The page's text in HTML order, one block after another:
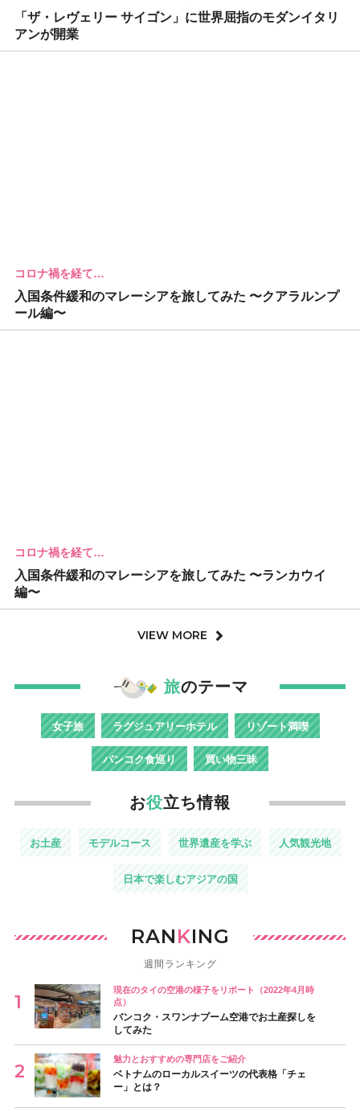
「ザ・レヴェリー サイゴン」に世界屈指のモダンイタリ
アンが開業
コロナ禍を経て…
入国条件緩和のマレーシアを旅してみた 〜クアラルンプ
ール編〜
コロナ禍を経て…
入国条件緩和のマレーシアを旅してみた 〜ランカウイ
編〜
VIEW MORE
旅のテーマ
女子旅 ラグジュアリーホテル リゾート満喫
バンコク食巡り 買い物三昧
お役立ち情報
お土産 モデルコース 世界遺産を学ぶ 人気観光地
日本で楽しむアジアの国
RANKING
週間ランキング
現在のタイの空港の様子をリポート（2022年4月時
点）
バンコク・スワンナプーム空港でお土産探しを
してみた
魅力とおすすめの専門店をご紹介
ベトナムのローカルスイーツの代表格「チェ
ー」とは？